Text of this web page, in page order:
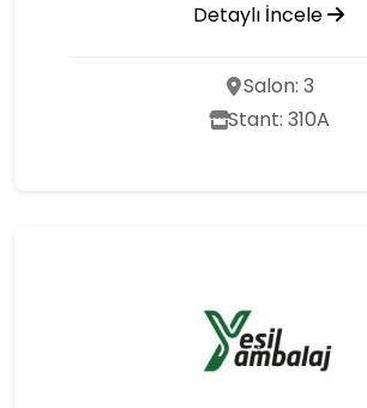
Detaylı İncele
Salon: 3
Stant: 310A